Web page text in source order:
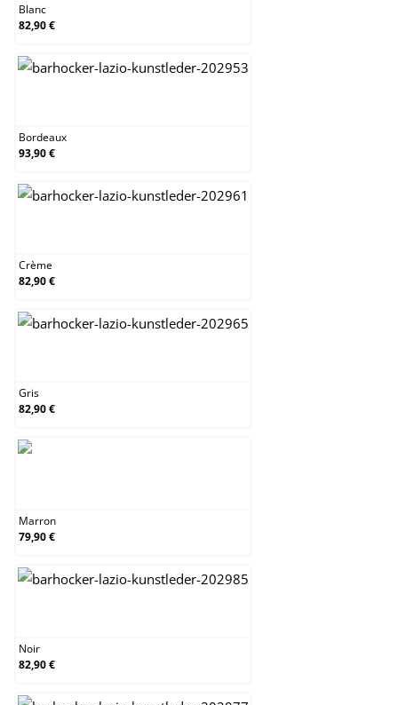
Blanc
82,90 €
Bordeaux
93,90 €
Crème
82,90 €
Gris
82,90 €
Marron
79,90 €
Noir
82,90 €